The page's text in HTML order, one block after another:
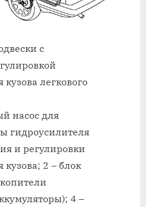
с
кузова легкового
насос для
гидроусилителя
и регулировки
кузова; 2 – блок
4 –